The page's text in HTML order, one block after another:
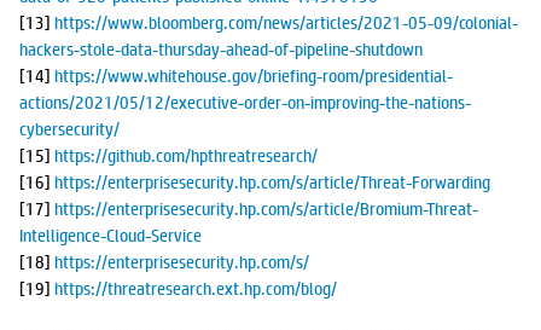
[13] https://www.bloomberg.com/news/articles/2021-05-09/colonial-
hackers-stole-data-thursday-ahead-of-pipeline-shutdown
[14] https://www.whitehouse.gov/briefing-room/presidential-
actions/2021/05/12/executive-order-on-improving-the-nations-
cybersecurity/
[15] https://github.com/hpthreatresearch/
[16] https://enterprisesecurity.hp.com/s/article/Threat-Forwarding
[17] https://enterprisesecurity.hp.com/s/article/Bromium-Threat-
Intelligence-Cloud-Service
[18] https://enterprisesecurity.hp.com/s/
[19] https://threatresearch.ext.hp.com/blog/